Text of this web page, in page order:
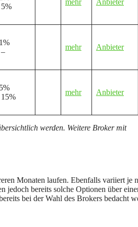
mehr Anbieter
mehr Anbieter
werden. Weitere Broker mit
Monaten laufen. Ebenfalls variiert je
jedoch bereits solche Optionen über
bei der Wahl des Brokers bedacht